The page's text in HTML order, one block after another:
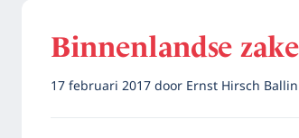
Binnenlandse
17 februari 2017door Ernst Hirsch Ballin